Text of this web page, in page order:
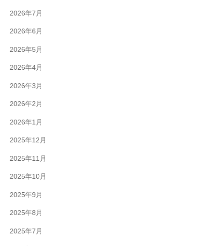
2026年7月
2026年6月
2026年5月
2026年4月
2026年3月
2026年2月
2026年1月
2025年12月
2025年11月
2025年10月
2025年9月
2025年8月
2025年7月